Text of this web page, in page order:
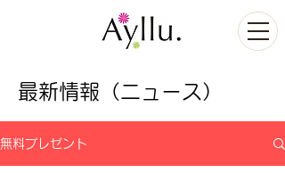
最新情報（ニュース）
無料プレゼント